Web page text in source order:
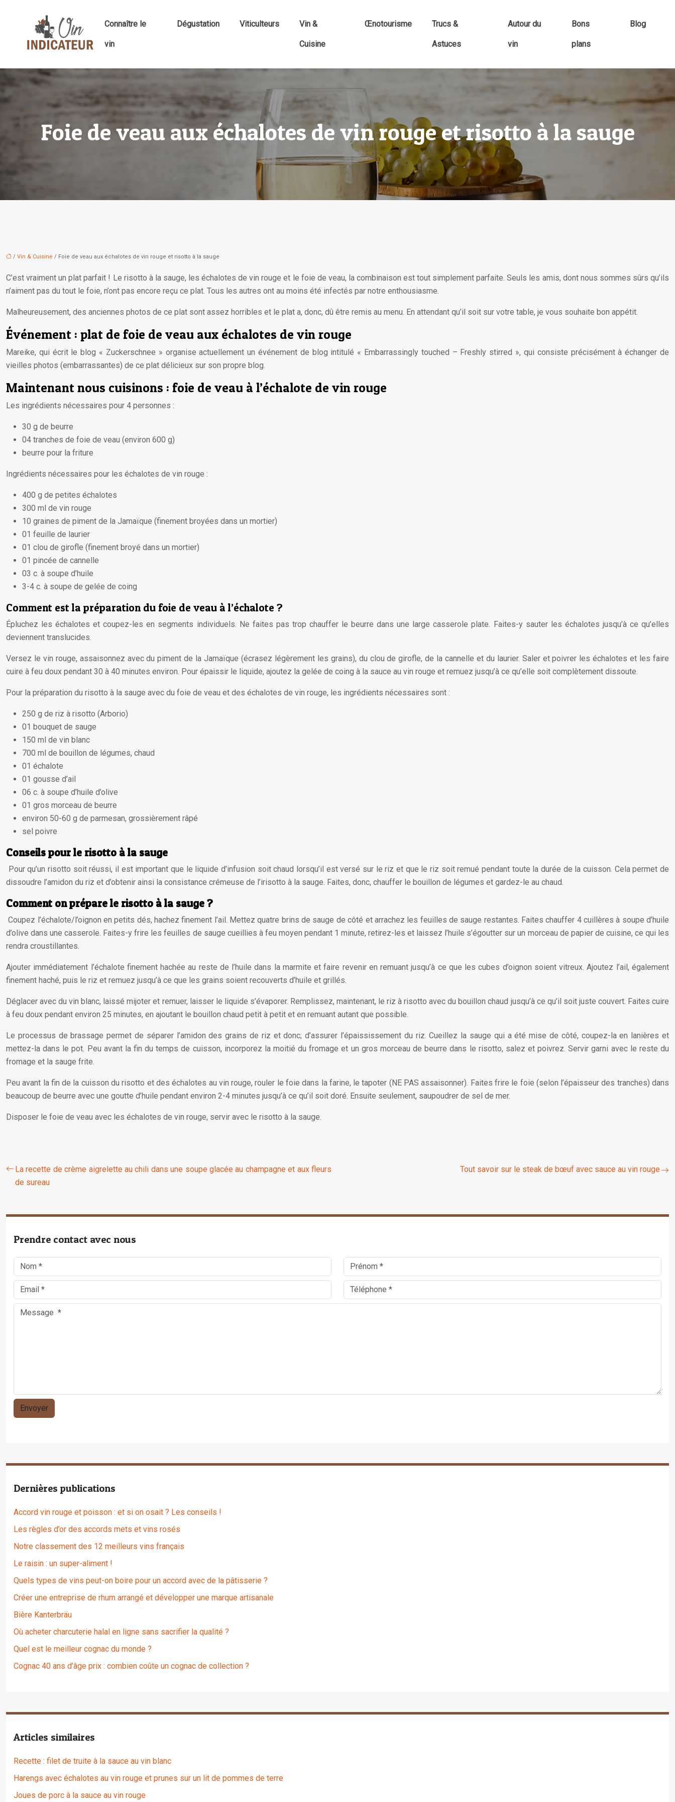
Connaître le
vin
Dégustation Viticulteurs Vin &
Cuisine
Œnotourisme Trucs &
Astuces
Autour du
vin
Bons
plans
Blog
Foie de veau aux échalotes de vin rouge et risotto à la sauge
/ Vin & Cuisine / Foie de veau aux échalotes de vin rouge et risotto à la sauge
C’est vraiment un plat parfait ! Le risotto à la sauge, les échalotes de vin rouge et le foie de veau, la combinaison est tout simplement parfaite. Seuls les amis, dont nous sommes sûrs qu’ils
n’aiment pas du tout le foie, n’ont pas encore reçu ce plat. Tous les autres ont au moins été infectés par notre enthousiasme.
Malheureusement, des anciennes photos de ce plat sont assez horribles et le plat a, donc, dû être remis au menu. En attendant qu’il soit sur votre table, je vous souhaite bon appétit.
Événement : plat de foie de veau aux échalotes de vin rouge
Mareike, qui écrit le blog « Zuckerschnee » organise actuellement un événement de blog intitulé « Embarrassingly touched – Freshly stirred », qui consiste précisément à échanger de
vieilles photos (embarrassantes) de ce plat délicieux sur son propre blog.
Maintenant nous cuisinons : foie de veau à l’échalote de vin rouge
Les ingrédients nécessaires pour 4 personnes :
30 g de beurre
04 tranches de foie de veau (environ 600 g)
beurre pour la friture
Ingrédients nécessaires pour les échalotes de vin rouge :
400 g de petites échalotes
300 ml de vin rouge
10 graines de piment de la Jamaïque (finement broyées dans un mortier)
01 feuille de laurier
01 clou de girofle (finement broyé dans un mortier)
01 pincée de cannelle
03 c. à soupe d’huile
3-4 c. à soupe de gelée de coing
Comment est la préparation du foie de veau à l’échalote ?
Épluchez les échalotes et coupez-les en segments individuels. Ne faites pas trop chauffer le beurre dans une large casserole plate. Faites-y sauter les échalotes jusqu’à ce qu’elles
deviennent translucides.
Versez le vin rouge, assaisonnez avec du piment de la Jamaïque (écrasez légèrement les grains), du clou de girofle, de la cannelle et du laurier. Saler et poivrer les échalotes et les faire
cuire à feu doux pendant 30 à 40 minutes environ. Pour épaissir le liquide, ajoutez la gelée de coing à la sauce au vin rouge et remuez jusqu’à ce qu’elle soit complètement dissoute.
Pour la préparation du risotto à la sauge avec du foie de veau et des échalotes de vin rouge, les ingrédients nécessaires sont :
250 g de riz à risotto (Arborio)
01 bouquet de sauge
150 ml de vin blanc
700 ml de bouillon de légumes, chaud
01 échalote
01 gousse d’ail
06 c. à soupe d’huile d’olive
01 gros morceau de beurre
environ 50-60 g de parmesan, grossièrement râpé
sel poivre
Conseils pour le risotto à la sauge
Pour qu’un risotto soit réussi, il est important que le liquide d’infusion soit chaud lorsqu’il est versé sur le riz et que le riz soit remué pendant toute la durée de la cuisson. Cela permet de
dissoudre l’amidon du riz et d’obtenir ainsi la consistance crémeuse de l’irisotto à la sauge. Faites, donc, chauffer le bouillon de légumes et gardez-le au chaud.
Comment on prépare le risotto à la sauge ?
Coupez l’échalote/l’oignon en petits dés, hachez finement l’ail. Mettez quatre brins de sauge de côté et arrachez les feuilles de sauge restantes. Faites chauffer 4 cuillères à soupe d’huile
d’olive dans une casserole. Faites-y frire les feuilles de sauge cueillies à feu moyen pendant 1 minute, retirez-les et laissez l’huile s’égoutter sur un morceau de papier de cuisine, ce qui les
rendra croustillantes.
Ajouter immédiatement l’échalote finement hachée au reste de l’huile dans la marmite et faire revenir en remuant jusqu’à ce que les cubes d’oignon soient vitreux. Ajoutez l’ail, également
finement haché, puis le riz et remuez jusqu’à ce que les grains soient recouverts d’huile et grillés.
Déglacer avec du vin blanc, laissé mijoter et remuer, laisser le liquide s’évaporer. Remplissez, maintenant, le riz à risotto avec du bouillon chaud jusqu’à ce qu’il soit juste couvert. Faites cuire
à feu doux pendant environ 25 minutes, en ajoutant le bouillon chaud petit à petit et en remuant autant que possible.
Le processus de brassage permet de séparer l’amidon des grains de riz et donc; d’assurer l’épaississement du riz. Cueillez la sauge qui a été mise de côté, coupez-la en lanières et
mettez-la dans le pot. Peu avant la fin du temps de cuisson, incorporez la moitié du fromage et un gros morceau de beurre dans le risotto, salez et poivrez. Servir garni avec le reste du
fromage et la sauge frite.
Peu avant la fin de la cuisson du risotto et des échalotes au vin rouge, rouler le foie dans la farine, le tapoter (NE PAS assaisonner). Faites frire le foie (selon l’épaisseur des tranches) dans
beaucoup de beurre avec une goutte d’huile pendant environ 2-4 minutes jusqu’à ce qu’il soit doré. Ensuite seulement, saupoudrer de sel de mer.
Disposer le foie de veau avec les échalotes de vin rouge, servir avec le risotto à la sauge.
La recette de crème aigrelette au chili dans une soupe glacée au champagne et aux fleurs
de sureau
Tout savoir sur le steak de bœuf avec sauce au vin rouge
Prendre contact avec nous
Dernières publications
Accord vin rouge et poisson : et si on osait ? Les conseils !
Les règles d’or des accords mets et vins rosés
Notre classement des 12 meilleurs vins français
Le raisin : un super-aliment !
Quels types de vins peut-on boire pour un accord avec de la pâtisserie ?
Créer une entreprise de rhum arrangé et développer une marque artisanale
Bière Kanterbräu
Où acheter charcuterie halal en ligne sans sacrifier la qualité ?
Quel est le meilleur cognac du monde ?
Cognac 40 ans d’âge prix : combien coûte un cognac de collection ?
Articles similaires
Recette : filet de truite à la sauce au vin blanc
Harengs avec échalotes au vin rouge et prunes sur un lit de pommes de terre
Joues de porc à la sauce au vin rouge